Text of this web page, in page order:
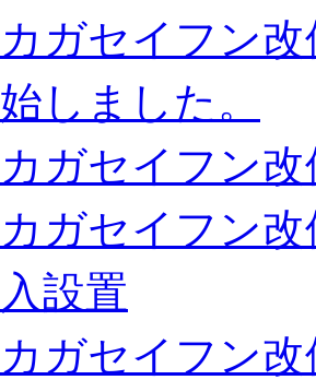
カガセイフン
始しました。
カガセイフン
カガセイフン
入設置
カガセイフン